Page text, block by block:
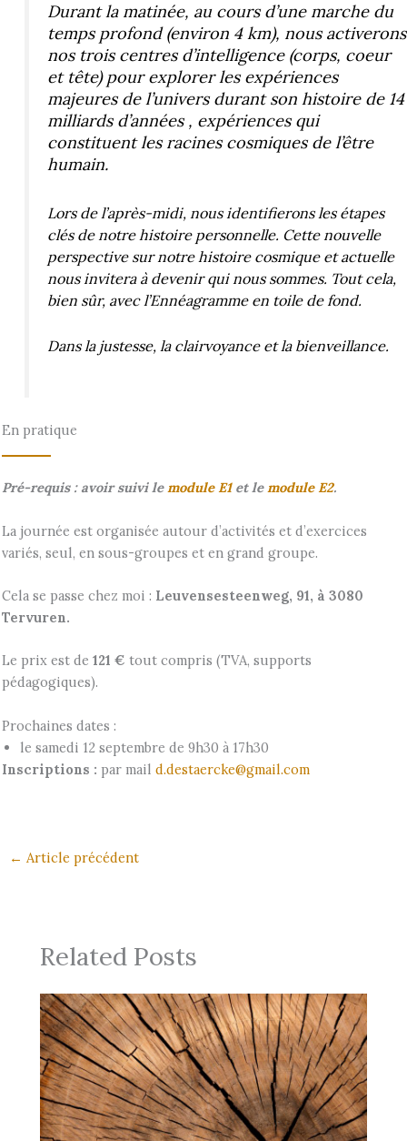
Durant la matinée, au cours d’une marche du
temps profond (environ 4 km), nous activerons
nos trois centres d’intelligence (corps, coeur
et tête) pour explorer les expériences
majeures de l’univers durant son histoire de 14
milliards d’années , expériences qui
constituent les racines cosmiques de l’être
humain.
Lors de l’après-midi, nous identifierons les étapes
clés de notre histoire personnelle. Cette nouvelle
perspective sur notre histoire cosmique et actuelle
nous invitera à devenir qui nous sommes. Tout cela,
bien sûr, avec l’Ennéagramme en toile de fond.
Dans la justesse, la clairvoyance et la bienveillance.
En pratique
Pré-requis : avoir suivi lemodule E1et lemodule E2.
La journée est organisée autour d’activités et d’exercices
variés, seul, en sous-groupes et en grand groupe.
Cela se passe chez moi : Leuvensesteenweg, 91, à 3080
Tervuren.
Le prix est de121 € tout compris (TVA, supports
pédagogiques).
Prochaines dates :
le samedi 12 septembre de 9h30 à 17h30
Inscriptions : par maild.destaercke@gmail.com
← Article précédent
Related Posts